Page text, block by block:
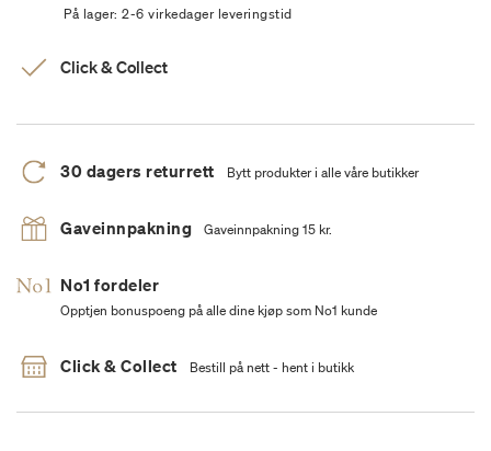
På lager: 2-6 virkedager leveringstid
Click & Collect
30 dagers returrett Bytt produkter i alle våre butikker
Gaveinnpakning Gaveinnpakning 15 kr.
No1 fordeler
Opptjen bonuspoeng på alle dine kjøp som No1 kunde
Click & Collect Bestill på nett - hent i butikk